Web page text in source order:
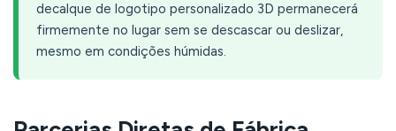
decalque de logotipo personalizado 3D permanecerá
firmemente no lugar sem se descascar ou deslizar,
mesmo em condições húmidas.